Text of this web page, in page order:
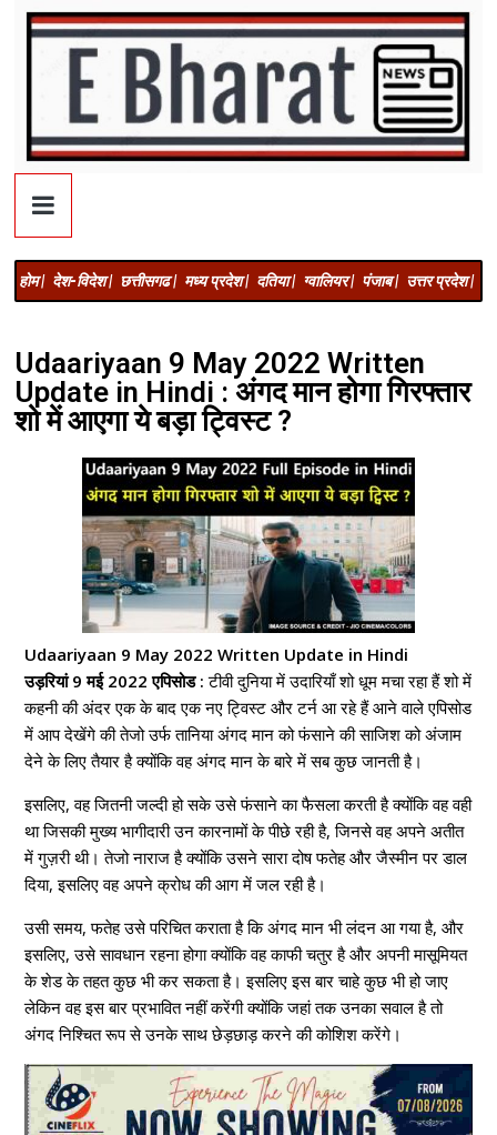
होम | देश-विदेश | छत्तीसगढ | मध्य प्रदेश | दतिया | ग्वालियर | पंजाब | उत्तर प्रदेश |
Udaariyaan 9 May 2022 Written
Update in Hindi : अंगद मान होगा गिरफ्तार
शो में आएगा ये बड़ा ट्विस्ट ?
Udaariyaan 9 May 2022 Written Update in Hindi
उड़रियां 9 मई 2022 एपिसोड : टीवी दुनिया में उदारियाँ शो धूम मचा रहा हैं शो में
कहनी की अंदर एक के बाद एक नए ट्विस्ट और टर्न आ रहे हैं आने वाले एपिसोड
में आप देखेंगे की तेजो उर्फ ​​तानिया अंगद मान को फंसाने की साजिश को अंजाम
देने के लिए तैयार है क्योंकि वह अंगद मान के बारे में सब कुछ जानती है।
इसलिए, वह जितनी जल्दी हो सके उसे फंसाने का फैसला करती है क्योंकि वह वही
था जिसकी मुख्य भागीदारी उन कारनामों के पीछे रही है, जिनसे वह अपने अतीत
में गुज़री थी। तेजो नाराज है क्योंकि उसने सारा दोष फतेह और जैस्मीन पर डाल
दिया, इसलिए वह अपने क्रोध की आग में जल रही है।
उसी समय, फतेह उसे परिचित कराता है कि अंगद मान भी लंदन आ गया है, और
इसलिए, उसे सावधान रहना होगा क्योंकि वह काफी चतुर है और अपनी मासूमियत
के शेड के तहत कुछ भी कर सकता है। इसलिए इस बार चाहे कुछ भी हो जाए
लेकिन वह इस बार प्रभावित नहीं करेंगी क्योंकि जहां तक ​​उनका सवाल है तो
अंगद निश्चित रूप से उनके साथ छेड़छाड़ करने की कोशिश करेंगे।